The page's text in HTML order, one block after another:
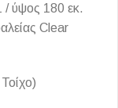
/ ύψος 180 εκ.
Clear